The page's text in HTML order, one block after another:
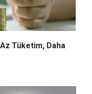
Tüketim, Daha